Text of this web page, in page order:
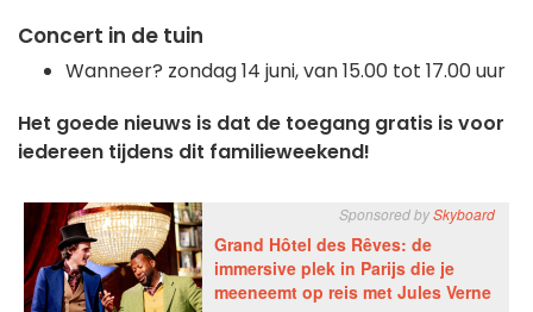
Concert in de tuin
Wanneer? zondag 14 juni, van 15.00 tot 17.00 uur
Het goede nieuws is dat de toegang gratis is voor
iedereen tijdens dit familieweekend!